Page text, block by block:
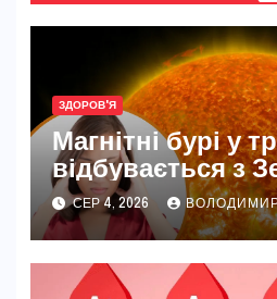
ЗДОРОВ'Я
Магнітні бурі у
відбувається з
нашим
СЕР 4, 2026